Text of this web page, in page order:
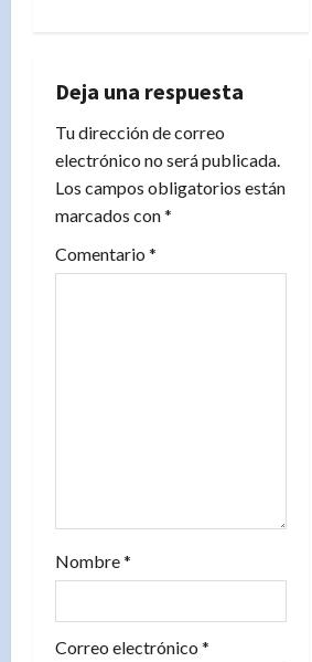
ó
n
d
e
d
a
s
Deja una respuesta
Tu dirección de correo
electrónico no será publicada.
Los campos obligatorios están
marcados con*
Comentario *
Nombre*
Correo electrónico *